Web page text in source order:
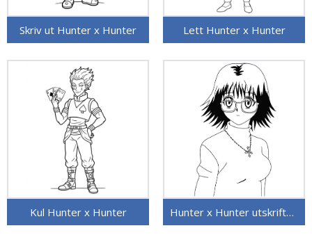
Skriv ut Hunter x Hunter Lett Hunter x Hunter
Kul Hunter x Hunter Hunter x Hunter utskriftbart bilde